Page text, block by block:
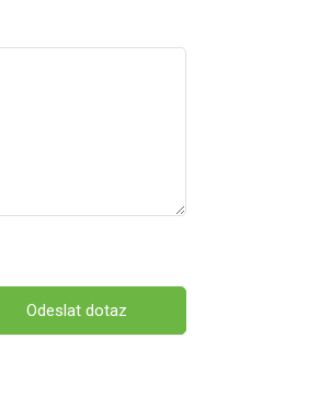
Odeslat dotaz